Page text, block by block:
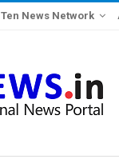
Ten News Network